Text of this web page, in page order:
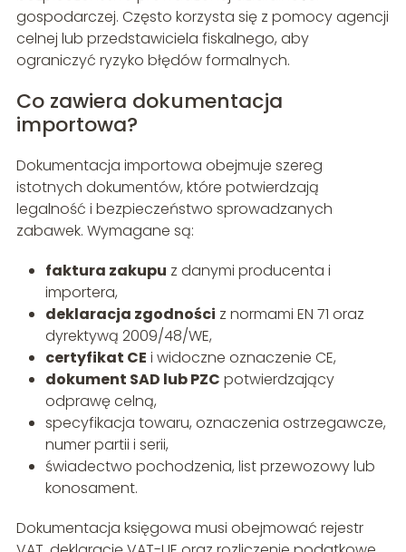
gospodarczej. Często korzysta się z pomocy agencji
celnej lub przedstawiciela fiskalnego, aby
ograniczyć ryzyko błędów formalnych.
Co zawiera dokumentacja
importowa?
Dokumentacja importowa obejmuje szereg
istotnych dokumentów, które potwierdzają
legalność i bezpieczeństwo sprowadzanych
zabawek. Wymagane są:
faktura zakupu z danymi producenta i
importera,
deklaracja zgodności z normami EN 71 oraz
dyrektywą 2009/48/WE,
certyfikat CE i widoczne oznaczenie CE,
dokument SAD lub PZC potwierdzający
odprawę celną,
specyfikacja towaru, oznaczenia ostrzegawcze,
numer partii i serii,
świadectwo pochodzenia, list przewozowy lub
konosament.
Dokumentacja księgowa musi obejmować rejestr